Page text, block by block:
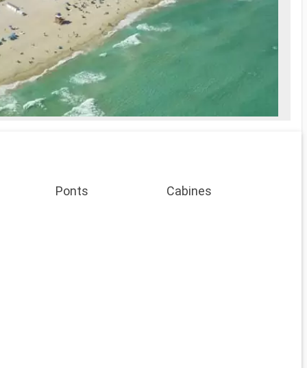
Ponts Cabines